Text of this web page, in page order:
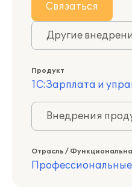
Связаться
Другие
Продукт
1С:Зарплата и
Внедрения
Отрасль /
Профессиональные